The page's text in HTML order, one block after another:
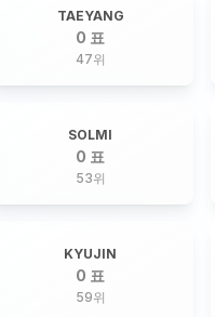
TAEYANG
0 표
47위
SOLMI
0 표
53위
KYUJIN
0 표
59위